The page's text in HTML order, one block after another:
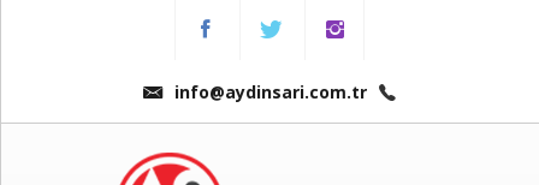
info@aydinsari.com.tr